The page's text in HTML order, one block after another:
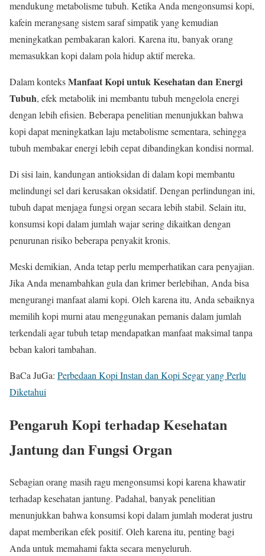
mendukung metabolisme tubuh. Ketika Anda mengonsumsi kopi,
kafein merangsang sistem saraf simpatik yang kemudian
meningkatkan pembakaran kalori. Karena itu, banyak orang
memasukkan kopi dalam pola hidup aktif mereka.
Dalam konteksManfaat Kopi untuk Kesehatan dan Energi
Tubuh, efek metabolik ini membantu tubuh mengelola energi
dengan lebih efisien. Beberapa penelitian menunjukkan bahwa
kopi dapat meningkatkan laju metabolisme sementara, sehingga
tubuh membakar energi lebih cepat dibandingkan kondisi normal.
Di sisi lain, kandungan antioksidan di dalam kopi membantu
melindungi sel dari kerusakan oksidatif. Dengan perlindungan ini,
tubuh dapat menjaga fungsi organ secara lebih stabil. Selain itu,
konsumsi kopi dalam jumlah wajar sering dikaitkan dengan
penurunan risiko beberapa penyakit kronis.
Meski demikian, Anda tetap perlu memperhatikan cara penyajian.
Jika Anda menambahkan gula dan krimer berlebihan, Anda bisa
mengurangi manfaat alami kopi. Oleh karena itu, Anda sebaiknya
memilih kopi murni atau menggunakan pemanis dalam jumlah
terkendali agar tubuh tetap mendapatkan manfaat maksimal tanpa
beban kalori tambahan.
BaCa JuGa: Perbedaan Kopi Instan dan Kopi Segar yang Perlu
Diketahui
Pengaruh Kopi terhadap Kesehatan
Jantung dan Fungsi Organ
Sebagian orang masih ragu mengonsumsi kopi karena khawatir
terhadap kesehatan jantung. Padahal, banyak penelitian
menunjukkan bahwa konsumsi kopi dalam jumlah moderat justru
dapat memberikan efek positif. Oleh karena itu, penting bagi
Anda untuk memahami fakta secara menyeluruh.